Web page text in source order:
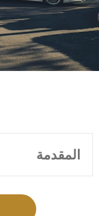
المقدمة